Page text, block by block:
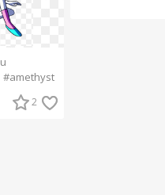
#amethyst
2